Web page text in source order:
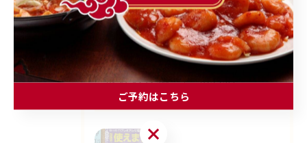
レバニラ
最近の投稿
Recent
Posts
ご予約はこちら
ご予約はこちら